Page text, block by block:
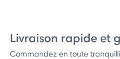
Livraison rapide et
Commandez en toute